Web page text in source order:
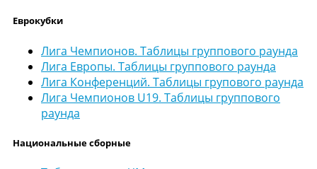
Еврокубки
Лига Чемпионов. Таблицы группового раунда
Лига Европы. Таблицы группового раунда
Лига Конференций. Таблицы групового раунда
Лига Чемпионов U19. Таблицы группового
раунда
Национальные сборные